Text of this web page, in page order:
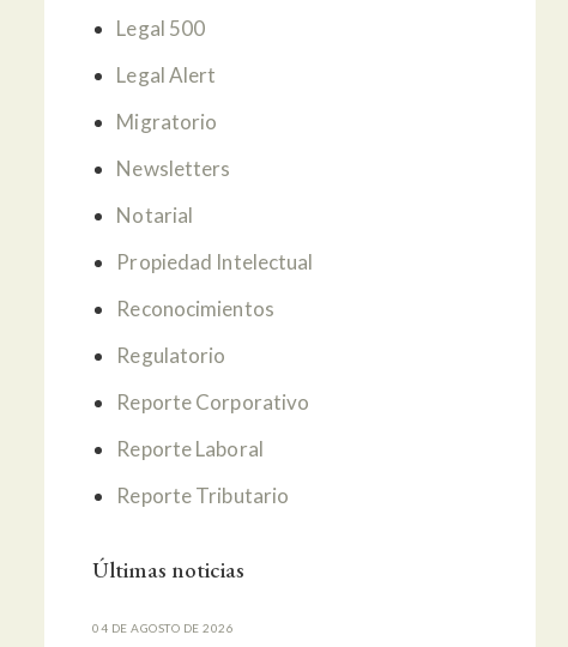
Legal 500
Legal Alert
Migratorio
Newsletters
Notarial
Propiedad Intelectual
Reconocimientos
Regulatorio
Reporte Corporativo
Reporte Laboral
Reporte Tributario
Últimas noticias
04 DE AGOSTO DE 2026